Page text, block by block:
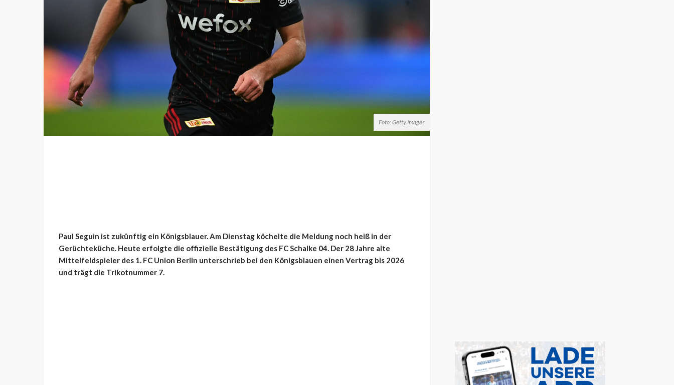
Foto: Getty Images
Paul Seguin ist zukünftig ein Königsblauer. Am Dienstag köchelte die Meldung noch heiß in der
Gerüchteküche. Heute erfolgte die offizielle Bestätigung des FC Schalke 04. Der 28 Jahre alte
Mittelfeldspieler des 1. FC Union Berlin unterschrieb bei den Königsblauen einen Vertrag bis 2026
und trägt die Trikotnummer 7.